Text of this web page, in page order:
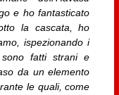
e ho fantasticato
la cascata, ho
ispezionando i
fatti strani e
da un elemento
le quali, come